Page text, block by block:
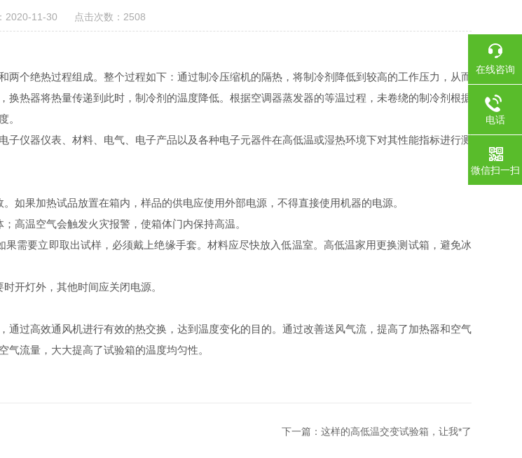
2020-11-30 点击次数：2508
个绝热过程组成。整个过程如下：通过制冷压缩机的隔热，将制冷剂降低到较高的工作压力，从而
热器将热量传递到此时，制冷剂的温度降低。根据空调器蒸发器的等温过程，未卷绕的制冷剂根据
。
器仪表、材料、电气、电子产品以及各种电子元器件在高低温或湿热环境下对其性能指标进行测
果加热试品放置在箱内，样品的供电应使用外部电源，不得直接使用机器的电源。
温空气会触发火灾报警，使箱体门内保持高温。
要立即取出试样，必须戴上绝缘手套。材料应尽快放入低温室。高低温家用更换测试箱，避免冰
开灯外，其他时间应关闭电源。
通过高效通风机进行有效的热交换，达到温度变化的目的。通过改善送风气流，提高了加热器和空气
流量，大大提高了试验箱的温度均匀性。
下一篇： 这样的高低温交变试验箱，让我*了
在线咨询
电话
微信扫一扫